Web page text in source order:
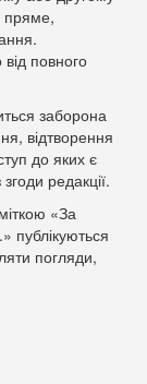
пряме,
повного
заборона
відтворення
до яких є
редакції.
«За
публікуються
погляди,